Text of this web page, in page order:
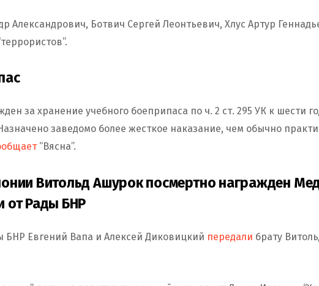
Александрович, Ботвич Сергей Леонтьевич, Хлус Артур
за хранение учебного боеприпаса по ч. 2 ст. 295 УК к шести
заведомо более жесткое наказание, чем обычно
“Вясна”.
Витольд Ашурок посмертно награжден
от Рады БНР
БНР Евгений Вапа и Алексей Диковицкий передали брату